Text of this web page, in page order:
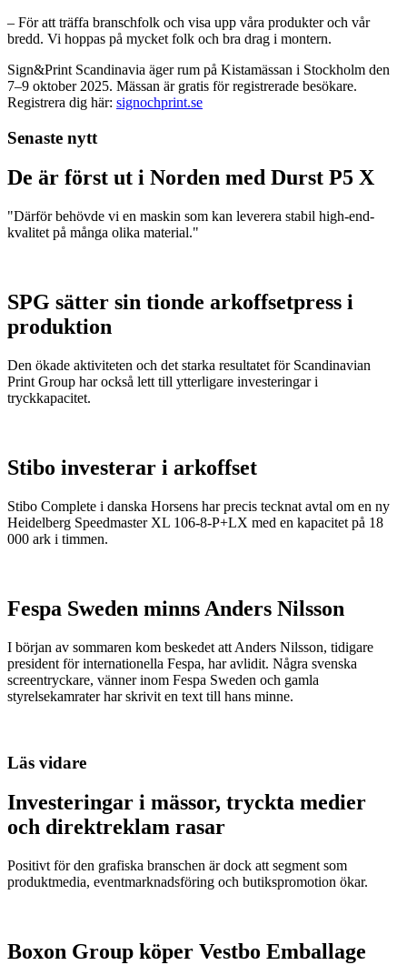
– För att träffa branschfolk och visa upp våra produkter och vår
bredd. Vi hoppas på mycket folk och bra drag i montern.
Sign&Print Scandinavia äger rum på Kistamässan i Stockholm den
7–9 oktober 2025. Mässan är gratis för registrerade besökare.
Registrera dig här: signochprint.se
Senaste nytt
De är först ut i Norden med Durst P5 X
"Därför behövde vi en maskin som kan leverera stabil high-end-
kvalitet på många olika material."
SPG sätter sin tionde arkoffsetpress i
produktion
Den ökade aktiviteten och det starka resultatet för Scandinavian
Print Group har också lett till ytterligare investeringar i
tryckkapacitet.
Stibo investerar i arkoffset
Stibo Complete i danska Horsens har precis tecknat avtal om en ny
Heidelberg Speedmaster XL 106-8-P+LX med en kapacitet på 18
000 ark i timmen.
Fespa Sweden minns Anders Nilsson
I början av sommaren kom beskedet att Anders Nilsson, tidigare
president för internationella Fespa, har avlidit. Några svenska
screentryckare, vänner inom Fespa Sweden och gamla
styrelsekamrater har skrivit en text till hans minne.
Läs vidare
Investeringar i mässor, tryckta medier
och direktreklam rasar
Positivt för den grafiska branschen är dock att segment som
produktmedia, eventmarknadsföring och butikspromotion ökar.
Boxon Group köper Vestbo Emballage